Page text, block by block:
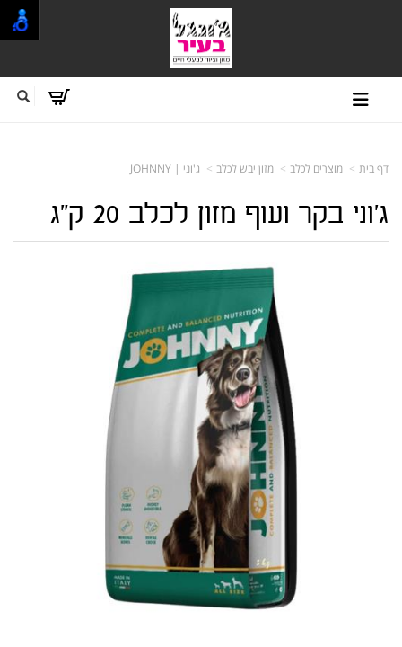
דף בית מוצרים לכלב מזון יבש לכלב ג'וני | JOHNNY
ג'וני בקר ועוף מזון לכלב 20 ק"ג